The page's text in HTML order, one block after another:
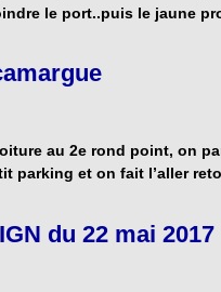
le port..puis le jaune
au 2e rond point, on
parking et on fait l’aller
du 22 mai 2017